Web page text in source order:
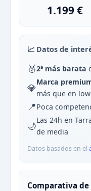
1.199 €
📈 Datos de
🥈2ª más barata
💎Marca
más que en
📍Poca
🌙Las 24h en
de media
Datos basados en el
Comparativa